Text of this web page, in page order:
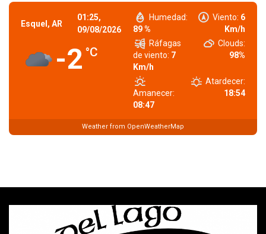
Esquel, AR
01:25,
09/08/2026
-2 °C
Humedad:
89 %
Viento: 6
Km/h
Ráfagas
de viento: 7
Km/h
Clouds:
98%
Amanecer:
08:47
Atardecer:
18:54
Weather from OpenWeatherMap